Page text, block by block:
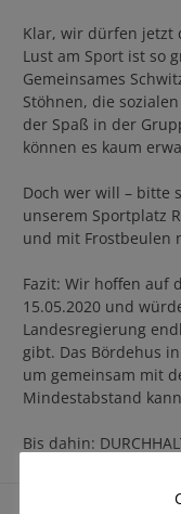
Klar, wir dürfen jetzt
Lust am Sport ist so
Gemeinsames
Stöhnen, die
der Spaß in der
können es kaum
Doch wer will – bitte
unserem Sportplatz
und mit Frostbeulen
Fazit: Wir hoffen auf
15.05.2020 und
Landesregierung
gibt. Das Bördehus
um gemeinsam mit
Mindestabstand
Bis dahin: